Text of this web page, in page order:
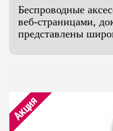
Беспроводные
веб-страницами,
представлены
Акция